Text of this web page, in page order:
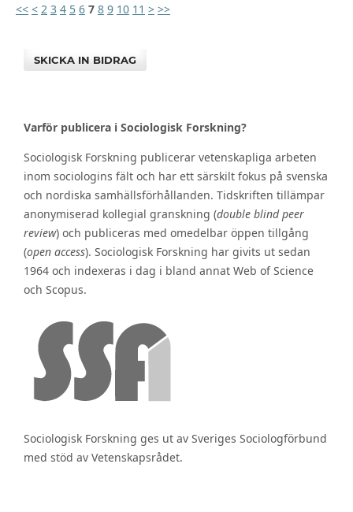
<< < 2 3 4 5 6 7 8 9 10 11 > >>
SKICKA IN BIDRAG
Varför publicera i Sociologisk Forskning?
Sociologisk Forskning publicerar vetenskapliga arbeten
inom sociologins fält och har ett särskilt fokus på svenska
och nordiska samhällsförhållanden. Tidskriften tillämpar
anonymiserad kollegial granskning (double blind peer
review) och publiceras med omedelbar öppen tillgång
(open access). Sociologisk Forskning har givits ut sedan
1964 och indexeras i dag i bland annat Web of Science
och Scopus.
Sociologisk Forskning ges ut av Sveriges Sociologförbund
med stöd av Vetenskapsrådet.